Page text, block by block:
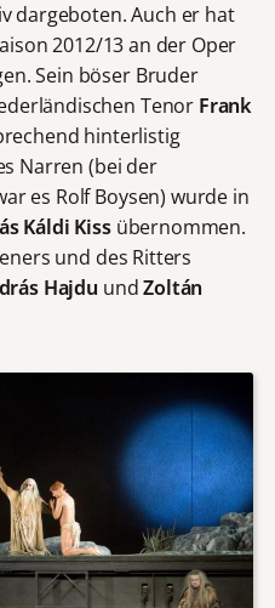
dargeboten. Auch er hat
2012/13 an der Oper
Sein böser Bruder
Tenor Frank
hinterlistig
Narren (bei der
es Rolf Boysen) wurde in
Káldi Kissübernommen.
und des Ritters
Hajdu undZoltán